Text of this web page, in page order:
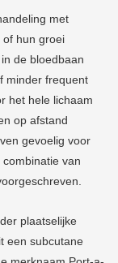
met
of hun groei
de bloedbaan
minder frequent
het hele lichaam
op afstand
gevoelig voor
van
plaatselijke
een subcutane